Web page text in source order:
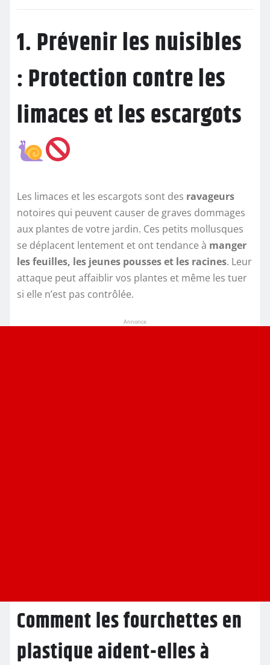
1. Prévenir les nuisibles
: Protection contre les
limaces et les escargots
Les limaces et les escargots sont des ravageurs
notoires qui peuvent causer de graves dommages
aux plantes de votre jardin. Ces petits mollusques
se déplacent lentement et ont tendance à manger
les feuilles, les jeunes pousses et les racines. Leur
attaque peut affaiblir vos plantes et même les tuer
si elle n’est pas contrôlée.
Annonce
Comment les fourchettes en
plastique aident-elles à